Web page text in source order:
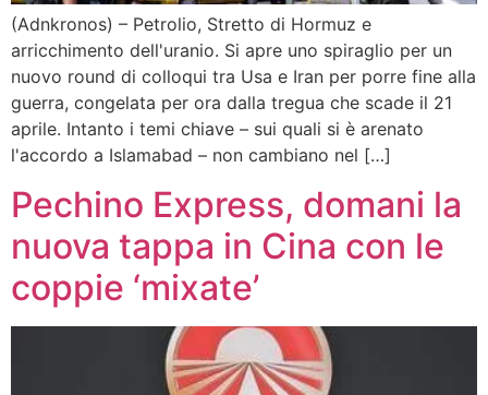
(Adnkronos) – Petrolio, Stretto di Hormuz e
arricchimento dell'uranio. Si apre uno spiraglio per un
nuovo round di colloqui tra Usa e Iran per porre fine alla
guerra, congelata per ora dalla tregua che scade il 21
aprile. Intanto i temi chiave – sui quali si è arenato
l'accordo a Islamabad – non cambiano nel […]
Pechino Express, domani la
nuova tappa in Cina con le
coppie ‘mixate’